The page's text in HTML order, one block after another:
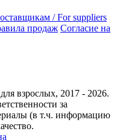
/ For suppliers
продаж Согласие на
взрослых, 2017 - 2026.
за
(в т.ч. информацию